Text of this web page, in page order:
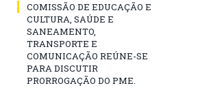
COMISSÃO DE EDUCAÇÃO E
CULTURA, SAÚDE E
SANEAMENTO,
TRANSPORTE E
COMUNICAÇÃO REÚNE-SE
PARA DISCUTIR
PRORROGAÇÃO DO PME.